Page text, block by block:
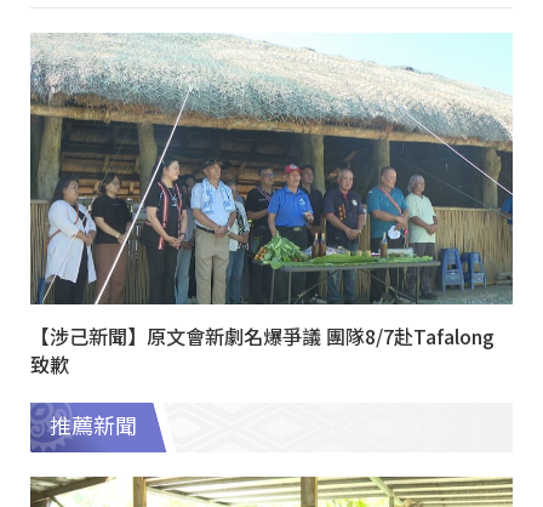
【涉己新聞】原文會新劇名爆爭議 團隊8/7赴Tafalong
致歉
推薦新聞